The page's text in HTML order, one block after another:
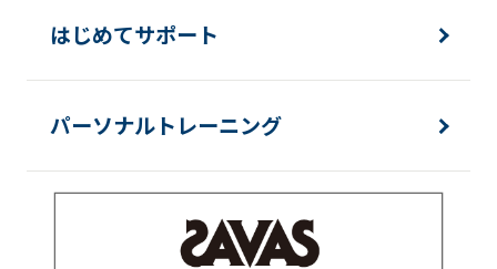
はじめてサポート
パーソナルトレーニング